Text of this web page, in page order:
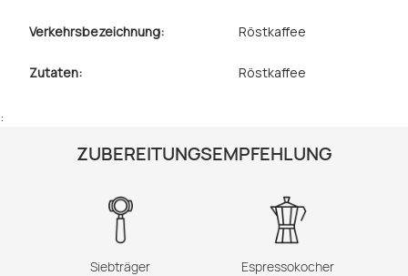
Verkehrsbezeichnung: Röstkaffee
Zutaten: Röstkaffee
:
ZUBEREITUNGSEMPFEHLUNG
Siebträger Espressokocher